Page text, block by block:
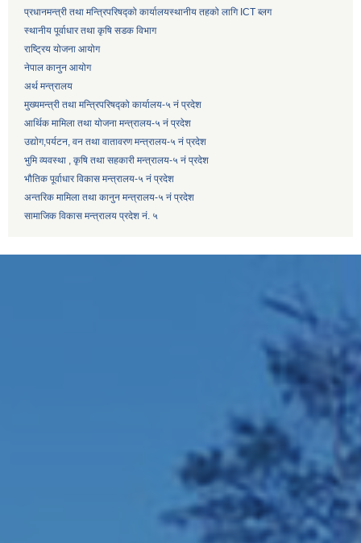
प्रधानमन्त्री तथा मन्त्रिपरिषद्को कार्यालयस्थानीय तहको लागि ICT ब्लग
स्थानीय पूर्वाधार तथा कृषि सडक विभाग
राष्ट्रिय योजना आयोग
नेपाल कानुन आयोग
अर्थ मन्त्रालय
मुख्यमन्त्री तथा मन्त्रिपरिषद्को कार्यालय-५ नं प्रदेश
आर्थिक मामिला तथा योजना मन्त्रालय-५ नं प्रदेश
उद्याेग,पर्यटन, वन तथा वातावरण मन्त्रालय-५ नं प्रदेश
भुमि व्यवस्था , कृषि तथा सहकारी मन्त्रालय-५ नं प्रदेश
भौतिक पूर्वाधार विकास मन्त्रालय-५ नं प्रदेश
अन्तरिक मामिला तथा कानुन मन्त्रालय-५ नं प्रदेश
सामाजिक विकास मन्त्रालय प्रदेश नं. ५